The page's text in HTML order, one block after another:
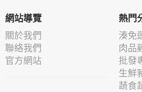
網站導覽
關於我們
聯絡我們
官方網站
熱門
湊免
肉品
批發
生鮮
蔬食